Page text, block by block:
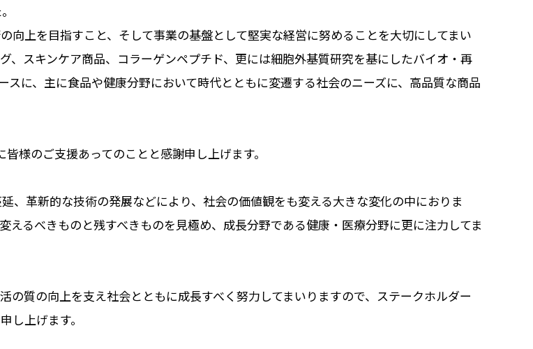
上を目指すこと、そして事業の基盤として堅実な経営に努めることを大切にしてまい
、スキンケア商品、コラーゲンペプチド、更には細胞外基質研究を基にしたバイオ・再
に、主に食品や健康分野において時代とともに変遷する社会のニーズに、高品質な商品
様のご支援あってのことと感謝申し上げます。
、革新的な技術の発展などにより、社会の価値観をも変える大きな変化の中におりま
るべきものと残すべきものを見極め、成長分野である健康・医療分野に更に注力してま
の質の向上を支え社会とともに成長すべく努力してまいりますので、ステークホルダー
し上げます。